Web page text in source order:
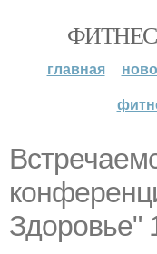
главная
Здоровье"